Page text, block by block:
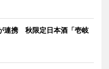
連携 秋限定日本酒「壱岐